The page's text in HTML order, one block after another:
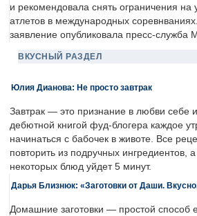
и рекомендовала снять ограничения на
атлетов в международных
заявление опубликовала пресс-служба
ВКУСНЫЙ РАЗДЕЛ
Юлия Дианова: Не просто завтрак
Завтрак — это признание в любви себе
дебютной книгой фуд-блогера каждое
начинаться с бабочек в животе. Все
повторить из подручных ингредиентов,
некоторых блюд уйдет 5 минут.
Дарья Близнюк: «Заготовки от Даши.
Домашние заготовки — простой способ